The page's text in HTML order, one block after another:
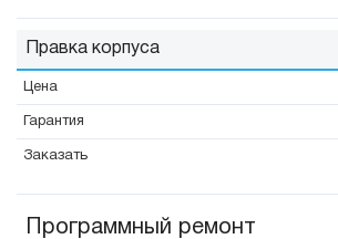
Правка корпуса
Программный ремонт